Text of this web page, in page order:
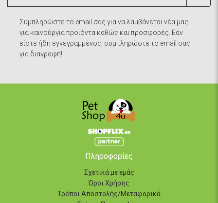
Συμπληρώστε το email σας για να λαμβάνεται νέα μας
για καινούργια προϊόντα καθώς και προσφορές. Εάν
είστε ήδη εγγεγραμμένος, συμπληρώστε το email σας
για διαγραφή!
Πληροφορίες
Σχετικά με εμάς
Όροι Χρήσης
Τρόποι Αποστολής/Μεταφορικά